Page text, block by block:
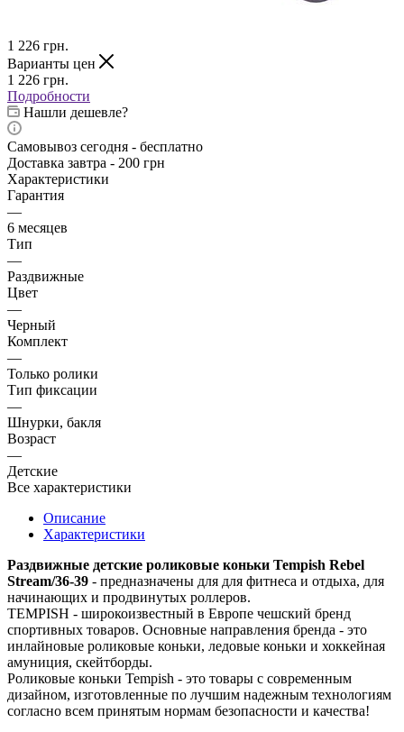
1 226 грн.
Варианты цен
1 226 грн.
Подробности
Нашли дешевле?
Самовывоз сегодня - бесплатно
Доставка завтра - 200 грн
Характеристики
Гарантия
—
6 месяцев
Тип
—
Раздвижные
Цвет
—
Черный
Комплект
—
Только ролики
Тип фиксации
—
Шнурки, бакля
Возраст
—
Детские
Все характеристики
Описание
Характеристики
Раздвижные детские роликовые коньки Tempish Rebel
Stream/36-39 - предназначены для для фитнеса и отдыха, для
начинающих и продвинутых роллеров.
TEMPISH - широкоизвестный в Европе чешский бренд
спортивных товаров. Основные направления бренда - это
инлайновые роликовые коньки, ледовые коньки и хоккейная
амуниция, скейтборды.
Роликовые коньки Tempish - это товары с современным
дизайном, изготовленные по лучшим надежным технологиям
согласно всем принятым нормам безопасности и качества!